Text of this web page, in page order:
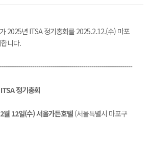
2025년 ITSA 정기총회를 2025.2.12.(수) 마포
니다.
정기총회
월 12일(수) 서울가든호텔 (서울특별시 마포구